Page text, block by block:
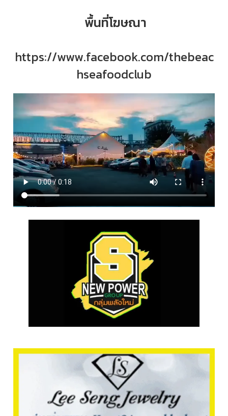
พื้นที่โฆษณา
https://www.facebook.com/thebeac
hseafoodclub